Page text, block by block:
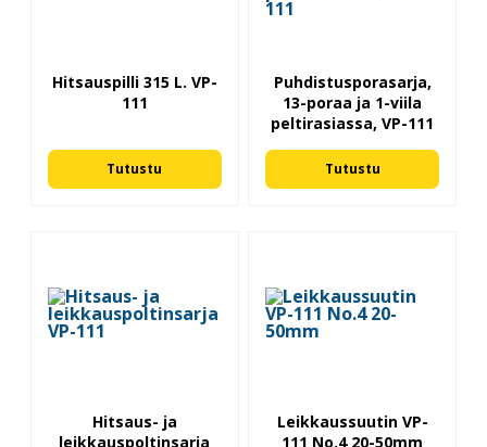
Hitsauspilli 315 L. VP-
111
Tutustu
Puhdistusporasarja,
13-poraa ja 1-viila
peltirasiassa, VP-111
Tutustu
Hitsaus- ja
leikkauspoltinsarja
Leikkaussuutin VP-
111 No.4 20-50mm